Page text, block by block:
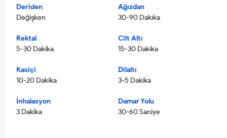
Deriden
Değişken
Ağızdan
30-90 Dakıka
Rektal
5-30 Dakika
Cilt Altı
15-30 Dakika
Kasiçi
10-20 Dakika
Dilaltı
3-5 Dakika
İnhalasyon
3 Dakika
Damar Yolu
30-60 Saniye